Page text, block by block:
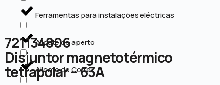
Ferramentas para instalações eléctricas
Alicate de aperto
Alicate de Corte
721134806
Disjuntor magnetotérmico
tetrapolar – 63A